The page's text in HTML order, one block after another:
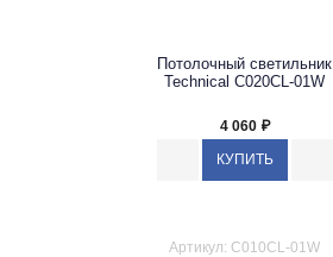
Потолочный светильник
Technical C020CL-01W
4 060 ₽
Артикул: C010CL-01W